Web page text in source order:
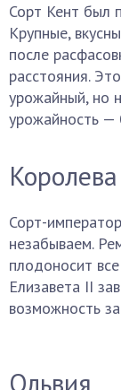
Сорт Кент был
Крупные,
после
расстояния.
урожайный, но
урожайность —
Сорт-
незабываем.
плодоносит
Елизавета II
возможность
Ольвия